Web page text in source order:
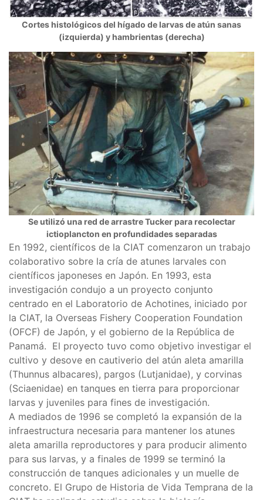
Cortes histológicos del hígado de larvas de atún sanas
(izquierda) y hambrientas (derecha)
Se utilizó una red de arrastre Tucker para recolectar
ictioplancton en profundidades separadas
En 1992, científicos de la CIAT comenzaron un trabajo
colaborativo sobre la cría de atunes larvales con
científicos japoneses en Japón. En 1993, esta
investigación condujo a un proyecto conjunto
centrado en el Laboratorio de Achotines, iniciado por
la CIAT, la Overseas Fishery Cooperation Foundation
(OFCF) de Japón, y el gobierno de la República de
Panamá. El proyecto tuvo como objetivo investigar el
cultivo y desove en cautiverio del atún aleta amarilla
(Thunnus albacares), pargos (Lutjanidae), y corvinas
(Sciaenidae) en tanques en tierra para proporcionar
larvas y juveniles para fines de investigación.
A mediados de 1996 se completó la expansión de la
infraestructura necesaria para mantener los atunes
aleta amarilla reproductores y para producir alimento
para sus larvas, y a finales de 1999 se terminó la
construcción de tanques adicionales y un muelle de
concreto. El Grupo de Historia de Vida Temprana de la